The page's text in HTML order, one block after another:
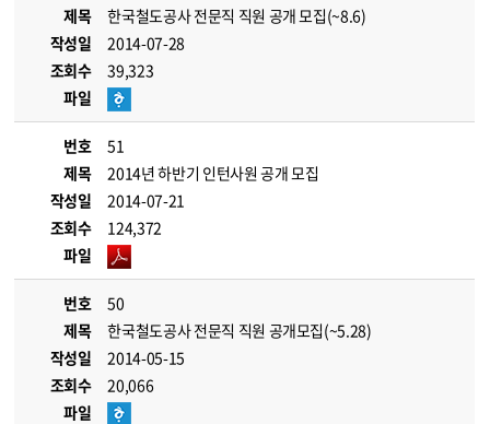
제목
한국철도공사 전문직 직원 공개 모집(~8.6)
작성일
2014-07-28
조회수
39,323
파일
번호
51
제목
2014년 하반기 인턴사원 공개 모집
작성일
2014-07-21
조회수
124,372
파일
번호
50
제목
한국철도공사 전문직 직원 공개모집(~5.28)
작성일
2014-05-15
조회수
20,066
파일